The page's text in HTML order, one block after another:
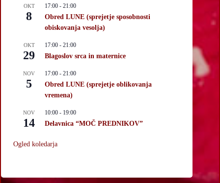
OKT
8
17:00 - 21:00
Obred LUNE (sprejetje sposobnosti
obiskovanja vesolja)
OKT
29
17:00 - 21:00
Blagoslov srca in maternice
NOV
5
17:00 - 21:00
Obred LUNE (sprejetje oblikovanja
vremena)
NOV
14
10:00 - 19:00
Delavnica “MOČ PREDNIKOV”
Ogled koledarja